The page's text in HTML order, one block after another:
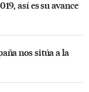
así es su avance
nos sitúa a la